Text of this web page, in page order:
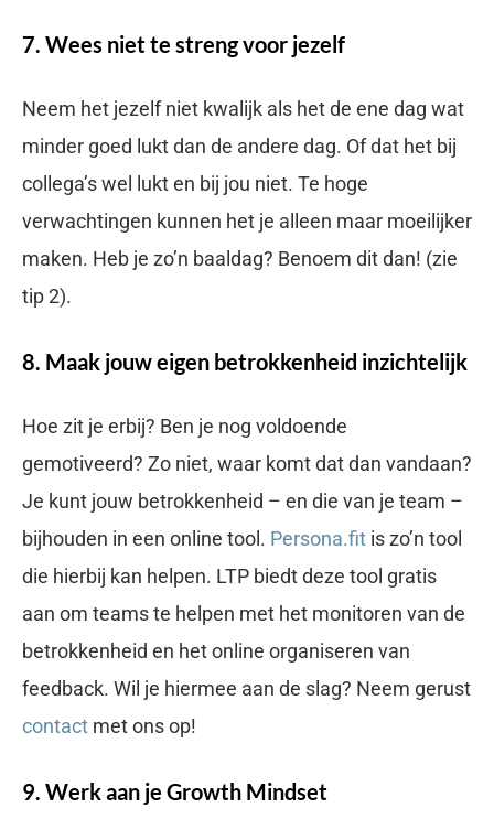
7. Wees niet te streng voor jezelf
Neem het jezelf niet kwalijk als het de ene dag wat
minder goed lukt dan de andere dag. Of dat het bij
collega’s wel lukt en bij jou niet. Te hoge
verwachtingen kunnen het je alleen maar moeilijker
maken. Heb je zo’n baaldag? Benoem dit dan! (zie
tip 2).
8. Maak jouw eigen betrokkenheid inzichtelijk
Hoe zit je erbij? Ben je nog voldoende
gemotiveerd? Zo niet, waar komt dat dan vandaan?
Je kunt jouw betrokkenheid – en die van je team –
bijhouden in een online tool. Persona.fit is zo’n tool
die hierbij kan helpen. LTP biedt deze tool gratis
aan om teams te helpen met het monitoren van de
betrokkenheid en het online organiseren van
feedback. Wil je hiermee aan de slag? Neem gerust
contact met ons op!
9. Werk aan je Growth Mindset